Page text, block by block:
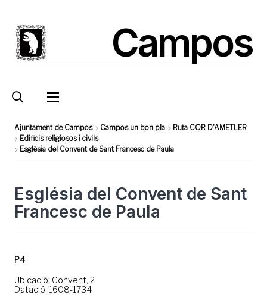
main
content
Campos
Breadcrumb
Ajuntament de Campos Campos un bon pla
Ruta COR D'AMETLER
Edificis religiosos i civils
Església del Convent de Sant Francesc de Paula
Església del Convent de Sant
Francesc de Paula
P4
Ubicació: Convent, 2
Datació: 1608-1734